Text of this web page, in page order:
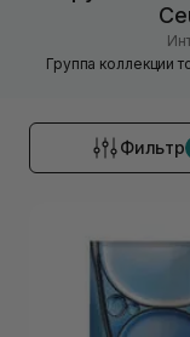
Группа коллекции
Фильтр